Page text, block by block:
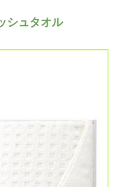
シュタオル